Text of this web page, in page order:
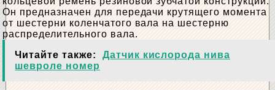
Он предназначен для передачи крутящего момента
от шестерни коленчатого вала на шестерню
распределительного вала.
Читайте также:
Датчик кислорода нива
шевроле номер